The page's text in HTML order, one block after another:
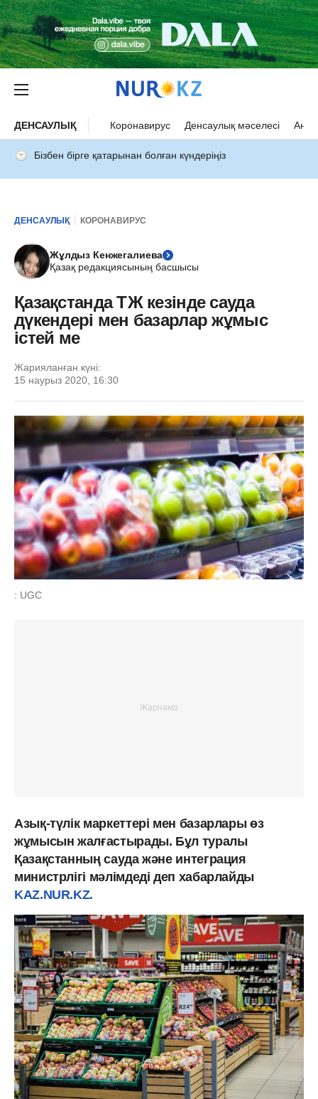
ДЕНСАУЛЫҚ Коронавирус Денсаулық мәселесі Ана
Бізбен бірге қатарынан болған күндеріңіз
ДЕНСАУЛЫҚ КОРОНАВИРУС
Жұлдыз Кенжегалиева
Қазақ редакциясының басшысы
Қазақстанда ТЖ кезінде сауда
дүкендері мен базарлар жұмыс
істей ме
Жарияланған күні:
15 наурыз 2020, 16:30
: UGC
Азық-түлік маркеттері мен базарлары өз
жұмысын жалғастырады. Бұл туралы
Қазақстанның сауда және интеграция
министрлігі мәлімдеді деп хабарлайды
KAZ.NUR.KZ.